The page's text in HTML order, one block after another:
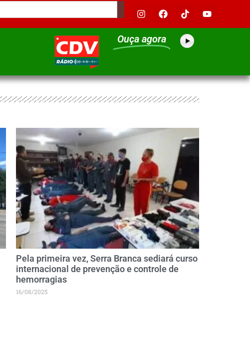
Ouça agora
Pela primeira vez, Serra Branca sediará curso
internacional de prevenção e controle de
hemorragias
16/08/2025